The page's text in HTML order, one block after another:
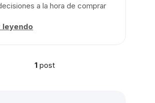
a la hora de comprar
leyendo
1post